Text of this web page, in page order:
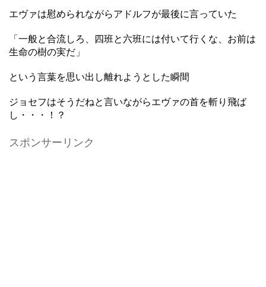
エヴァは慰められながらアドルフが最後に言っていた
「一般と合流しろ、四班と六班には付いて行くな、お前は
生命の樹の実だ」
という言葉を思い出し離れようとした瞬間
ジョセフはそうだねと言いながらエヴァの首を斬り飛ば
し・・・！？
スポンサーリンク